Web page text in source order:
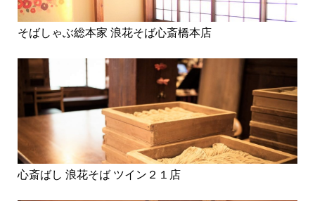
そばしゃぶ総本家 浪花そば心斎橋本店
心斎ばし 浪花そば ツイン２１店